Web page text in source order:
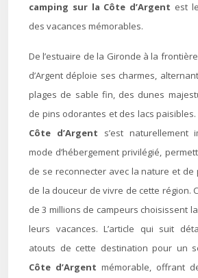
camping sur la Côte d’Argent est
des vacances mémorables.
De l’estuaire de la Gironde à la
d’Argent déploie ses charmes,
plages de sable fin, des dunes
de pins odorantes et des lacs paisibles.
Côte d’Argent s’est naturellement
mode d’hébergement privilégié,
de se reconnecter avec la nature et
de la douceur de vivre de cette région.
de 3 millions de campeurs choisissent
leurs vacances. L’article qui suit
atouts de cette destination pour un
Côte d’Argent mémorable, offrant